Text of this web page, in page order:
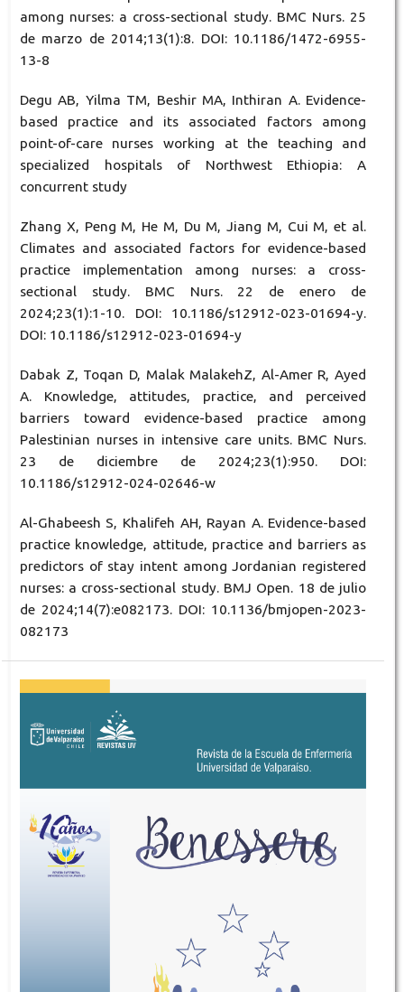
among nurses: a cross-sectional study. BMC Nurs. 25
de marzo de 2014;13(1):8. DOI: 10.1186/1472-6955-
13-8
Degu AB, Yilma TM, Beshir MA, Inthiran A. Evidence-
based practice and its associated factors among
point-of-care nurses working at the teaching and
specialized hospitals of Northwest Ethiopia: A
concurrent study
Zhang X, Peng M, He M, Du M, Jiang M, Cui M, et al.
Climates and associated factors for evidence-based
practice implementation among nurses: a cross-
sectional study. BMC Nurs. 22 de enero de
2024;23(1):1-10. DOI: 10.1186/s12912-023-01694-y.
DOI: 10.1186/s12912-023-01694-y
Dabak Z, Toqan D, Malak MalakehZ, Al-Amer R, Ayed
A. Knowledge, attitudes, practice, and perceived
barriers toward evidence-based practice among
Palestinian nurses in intensive care units. BMC Nurs.
23 de diciembre de 2024;23(1):950. DOI:
10.1186/s12912-024-02646-w
Al-Ghabeesh S, Khalifeh AH, Rayan A. Evidence-based
practice knowledge, attitude, practice and barriers as
predictors of stay intent among Jordanian registered
nurses: a cross-sectional study. BMJ Open. 18 de julio
de 2024;14(7):e082173. DOI: 10.1136/bmjopen-2023-
082173